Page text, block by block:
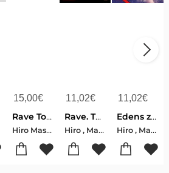
15,00€
Rave Tome 14
Hiro Mashima
11,02€
Rave. The groove adventure. New edition. Vol. 28
Hiro , Mashima
11,02€
Edens zero. Vol. 33
Hiro , Mashima